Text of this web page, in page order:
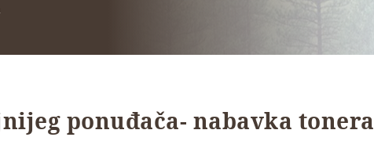
ponuđača- nabavka tonera